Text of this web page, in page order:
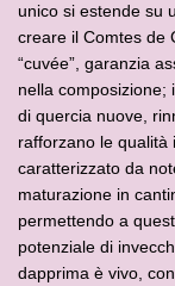
unico si estende su
creare il Comtes de
“cuvée”, garanzia
nella composizione;
di quercia nuove,
rafforzano le qualità
caratterizzato da
maturazione in
permettendo a
potenziale di
dapprima è vivo,